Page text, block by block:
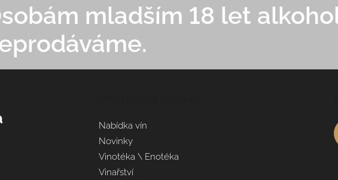
mladším 18 let
Nabídka vín
Novinky
Vinotéka \ Enotéka
Vinařství